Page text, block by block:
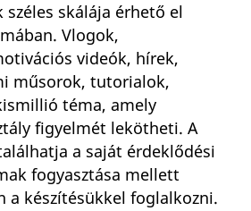
skálája érhető el
Vlogok,
videók, hírek,
műsorok, tutorialok,
téma, amely
figyelmét lekötheti. A
a saját érdeklődési
fogyasztása mellett
a készítésükkel foglalkozni.